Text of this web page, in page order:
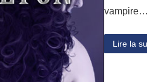
vampire…
Lire la